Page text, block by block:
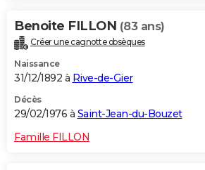
Benoite FILLON (83 ans)
Créer une cagnotte obsèques
Naissance
31/12/1892 à Rive-de-Gier
Décès
29/02/1976 à Saint-Jean-du-Bouzet
Famille FILLON